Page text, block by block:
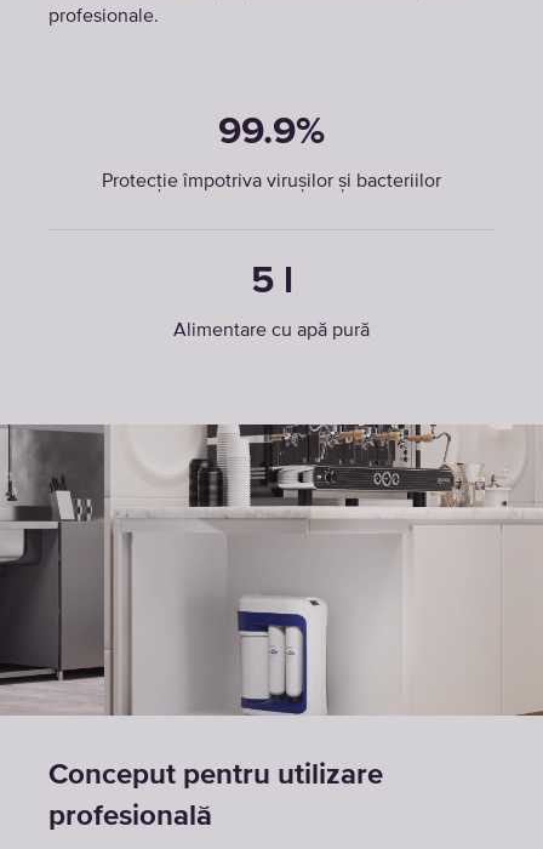
profesionale.
99.9%
Protecție împotriva virușilor și bacteriilor
5 l
Alimentare cu apă pură
Conceput pentru utilizare
profesională